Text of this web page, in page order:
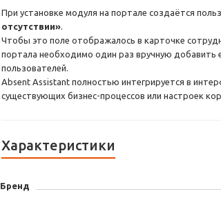
При установке модуля на портале создаётся
отсутствии».
Чтобы это поле отображалось в карточке
портала необходимо один раз вручную добавить
пользователей.
Absent Assistant полностью интегрируется в
существующих бизнес-процессов или настроек
Характеристики
Бренд